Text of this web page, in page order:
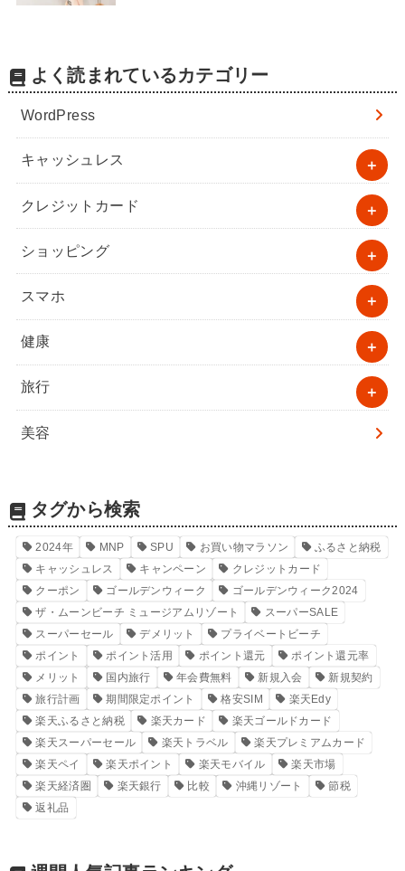
よく読まれているカテゴリー
WordPress
キャッシュレス
クレジットカード
ショッピング
スマホ
健康
旅行
美容
タグから検索
2024年 MNP SPU お買い物マラソン
ふるさと納税
キャッシュレス
キャンペーン
クレジットカード
クーポン
ゴールデンウィーク
ゴールデンウィーク2024
ザ・ムーンビーチ ミュージアムリゾート
スーパーSALE
スーパーセール
デメリット
プライベートビーチ
ポイント
ポイント活用 ポイント還元
ポイント還元率
メリット
国内旅行 年会費無料 新規入会
新規契約
旅行計画
期間限定ポイント 格安SIM
楽天Edy
楽天ふるさと納税
楽天カード
楽天ゴールドカード
楽天スーパーセール
楽天トラベル
楽天プレミアムカード
楽天ペイ
楽天ポイント 楽天モバイル
楽天市場
楽天経済圏
楽天銀行 比較 沖縄リゾート
節税
返礼品